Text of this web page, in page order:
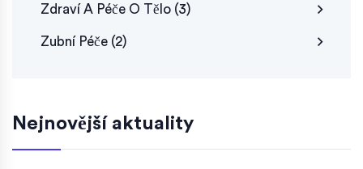
Zdraví A Péče O Tělo (3)
Zubní Péče (2)
Nejnovější aktuality